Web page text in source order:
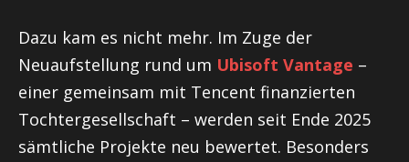
Dazu kam es nicht mehr. Im Zuge der
Neuaufstellung rund um Ubisoft Vantage –
einer gemeinsam mit Tencent finanzierten
Tochtergesellschaft – werden seit Ende 2025
sämtliche Projekte neu bewertet. Besonders